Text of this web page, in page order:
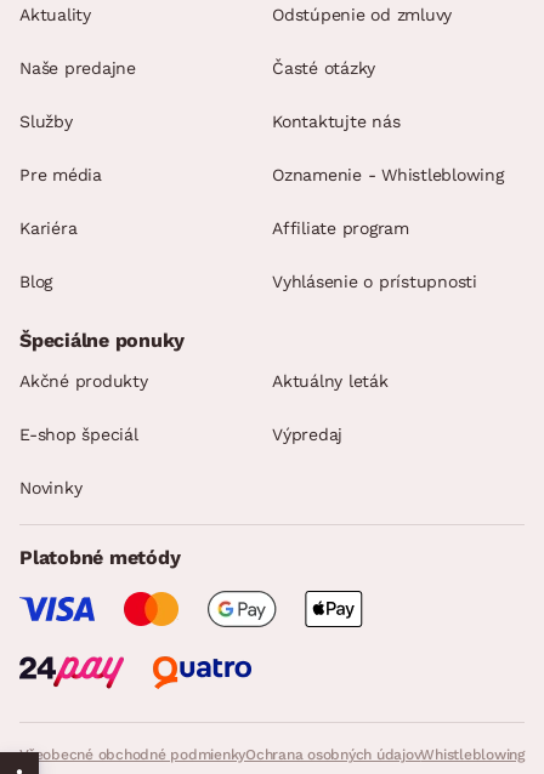
Aktuality
Naše predajne
Služby
Pre média
Kariéra
Blog
Odstúpenie od zmluvy
Časté otázky
Kontaktujte nás
Oznamenie - Whistleblowing
Affiliate program
Vyhlásenie o prístupnosti
Všeobecné obchodné podmienkyOchrana osobných údajovWhistleblowing
Špeciálne ponuky
Akčné produkty Aktuálny leták
E-shop špeciál Výpredaj
Novinky
Platobné metódy